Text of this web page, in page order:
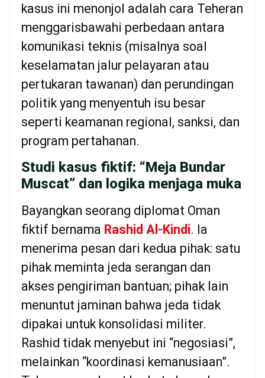
kasus ini menonjol adalah cara Teheran
menggarisbawahi perbedaan antara
komunikasi teknis (misalnya soal
keselamatan jalur pelayaran atau
pertukaran tawanan) dan perundingan
politik yang menyentuh isu besar
seperti keamanan regional, sanksi, dan
program pertahanan.
Studi kasus fiktif: “Meja Bundar
Muscat” dan logika menjaga muka
Bayangkan seorang diplomat Oman
fiktif bernama Rashid Al-Kindi. Ia
menerima pesan dari kedua pihak: satu
pihak meminta jeda serangan dan
akses pengiriman bantuan; pihak lain
menuntut jaminan bahwa jeda tidak
dipakai untuk konsolidasi militer.
Rashid tidak menyebut ini “negosiasi”,
melainkan “koordinasi kemanusiaan”.